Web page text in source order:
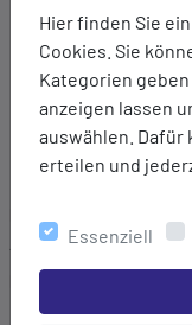
Hier finden Sie
Cookies. Sie
Kategorien
anzeigen lassen
auswählen. Dafür
erteilen und
Essenziell
beim
Robuste
Dämpfung:
Sprengung: 8
Unterstützung:
Entwickelt für
Asics
Obermaterial: Textil/